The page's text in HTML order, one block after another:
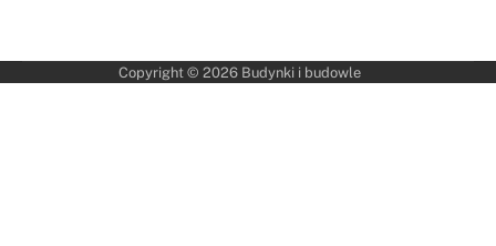
Copyright © 2026 Budynki i budowle